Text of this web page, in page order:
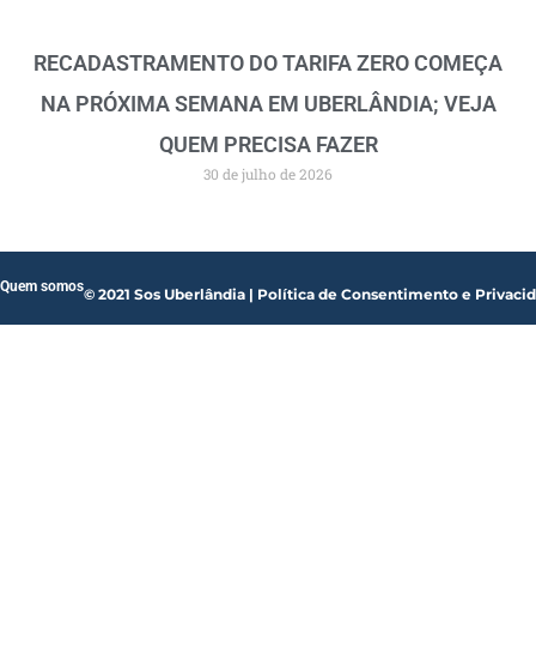
RECADASTRAMENTO DO TARIFA ZERO COMEÇA
NA PRÓXIMA SEMANA EM UBERLÂNDIA; VEJA
QUEM PRECISA FAZER
30 de julho de 2026
© 2021 Sos Uberlândia | Política de Consentimento e
Quem somos